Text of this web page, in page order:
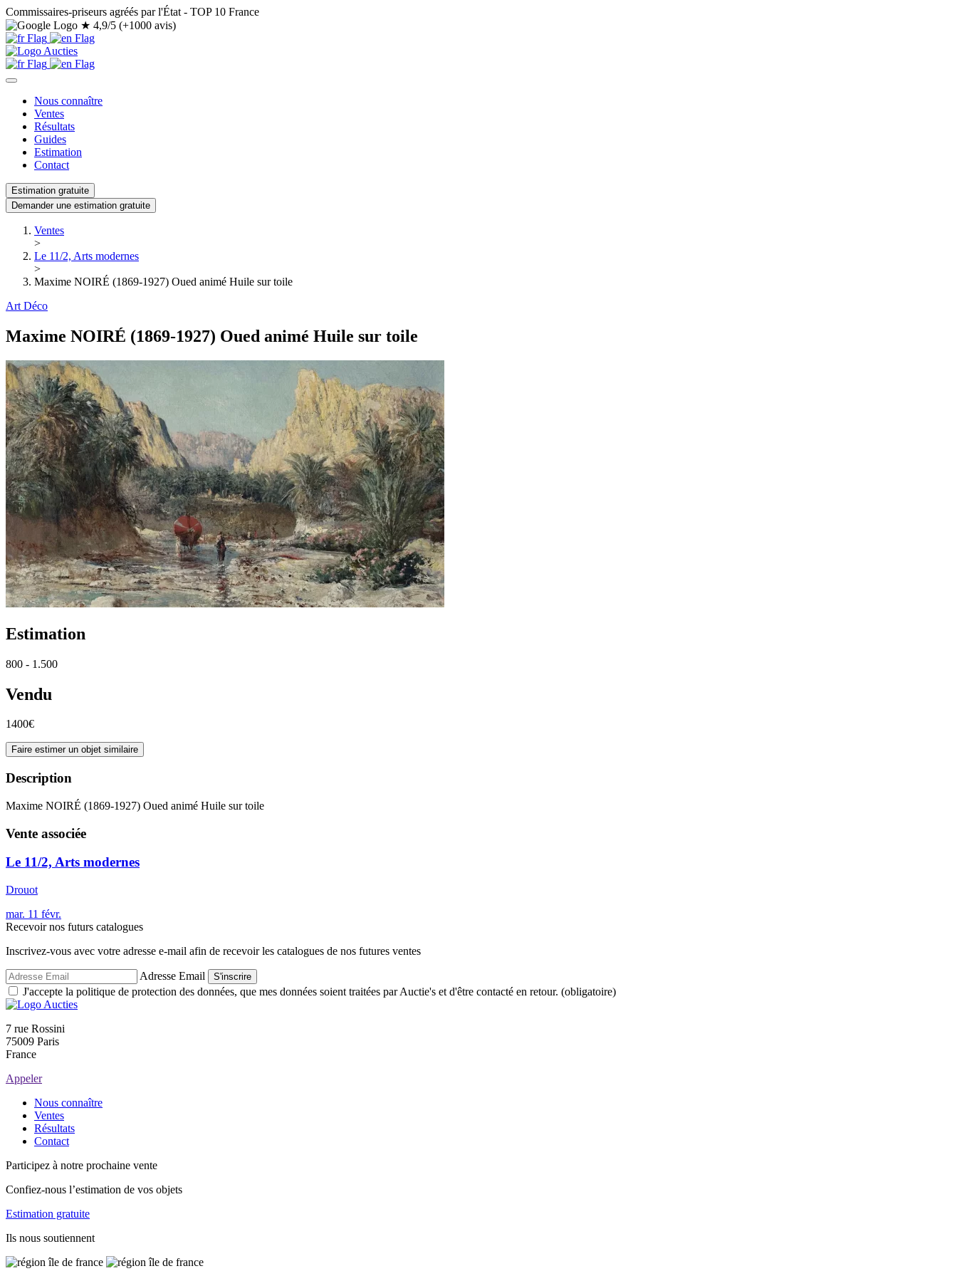
Commissaires-priseurs agréés par l'État - TOP 10 France
★ 4,9/5 (+1000 avis)
Nous connaître
Ventes
Résultats
Guides
Estimation
Contact
Estimation gratuite
Demander une estimation gratuite
Ventes
>
Le 11/2, Arts modernes
>
Maxime NOIRÉ (1869-1927) Oued animé Huile sur toile
Art Déco
Maxime NOIRÉ (1869-1927) Oued animé Huile sur toile
Estimation
800 - 1.500
Vendu
1400€
Faire estimer un objet similaire
Description
Maxime NOIRÉ (1869-1927) Oued animé Huile sur toile
Vente associée
Le 11/2, Arts modernes
Drouot
mar. 11 févr.
Recevoir nos futurs catalogues
Inscrivez-vous avec votre adresse e-mail afin de recevoir les catalogues de nos futures ventes
Adresse Email S'inscrire
J'accepte la politique de protection des données, que mes données soient traitées par Auctie's et d'être contacté en retour. (obligatoire)
7 rue Rossini
75009 Paris
France
Appeler
Nous connaître
Ventes
Résultats
Contact
Participez à notre prochaine vente
Confiez-nous l’estimation de vos objets
Estimation gratuite
Ils nous soutiennent